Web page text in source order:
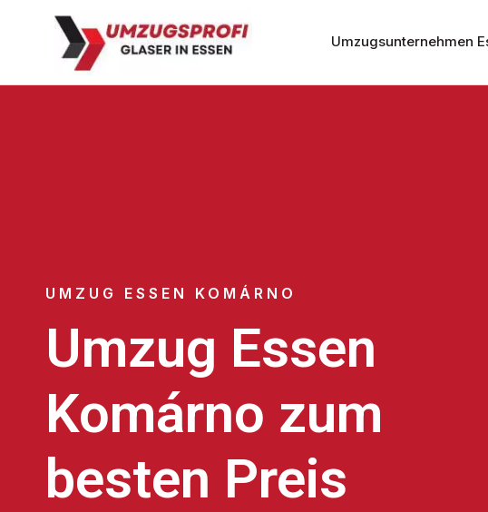
Umzugsunternehmen
UMZUG ESSEN KOMÁRNO
Umzug Essen
Komárno zum
besten Preis